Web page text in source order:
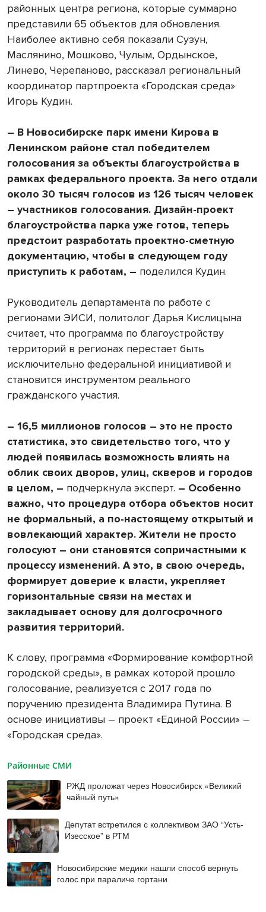
районных центра региона, которые суммарно
представили 65 объектов для обновления.
Наиболее активно себя показали Сузун,
Маслянино, Мошково, Чулым, Ордынское,
Линево, Черепаново, рассказал региональный
координатор партпроекта «Городская среда»
Игорь Кудин.
– В Новосибирске парк имени Кирова в
Ленинском районе стал победителем
голосования за объекты благоустройства в
рамках федерального проекта. За него отдали
около 30 тысяч голосов из 126 тысяч человек
– участников голосования. Дизайн-проект
благоустройства парка уже готов, теперь
предстоит разработать проектно-сметную
документацию, чтобы в следующем году
приступить к работам, – поделился Кудин.
Руководитель департамента по работе с
регионами ЭИСИ, политолог Дарья Кислицына
считает, что программа по благоустройству
территорий в регионах перестает быть
исключительно федеральной инициативой и
становится инструментом реального
гражданского участия.
– 16,5 миллионов голосов – это не просто
статистика, это свидетельство того, что у
людей появилась возможность влиять на
облик своих дворов, улиц, скверов и городов
в целом, – подчеркнула эксперт. – Особенно
важно, что процедура отбора объектов носит
не формальный, а по-настоящему открытый и
вовлекающий характер. Жители не просто
голосуют – они становятся сопричастными к
процессу изменений. А это, в свою очередь,
формирует доверие к власти, укрепляет
горизонтальные связи на местах и
закладывает основу для долгосрочного
развития территорий.
К слову, программа «Формирование комфортной
городской среды», в рамках которой прошло
голосование, реализуется с 2017 года по
поручению президента Владимира Путина. В
основе инициативы – проект «Единой России» –
«Городская среда».
Районные СМИ
РЖД проложат через Новосибирск «Великий
чайный путь»
Депутат встретился с коллективом ЗАО “Усть-
Изесское” в РТМ
Новосибирские медики нашли способ вернуть
голос при параличе гортани